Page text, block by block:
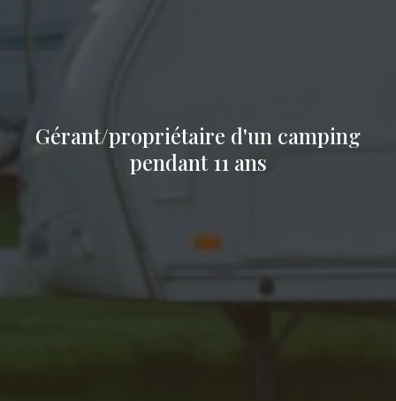
Gérant/propriétaire d'un camping
pendant 11 ans